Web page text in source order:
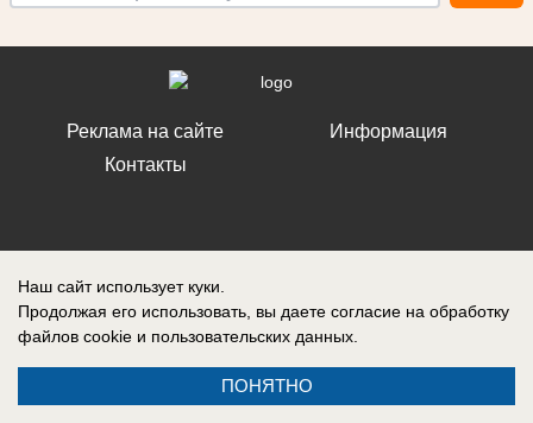
Реклама на сайте
Контакты
Информация
Запись о регистрации СМИ: ЭЛ № ФС 77 – 86242, выдано
Федеральной службой по надзору в сфере связи, информационных
технологий и массовых коммуникаций (Роскомнадзор) 10 ноября 2023
г.
Наш сайт использует куки.
Продолжая его использовать, вы даете согласие на обработку
файлов cookie и пользовательских данных.
ПОНЯТНО